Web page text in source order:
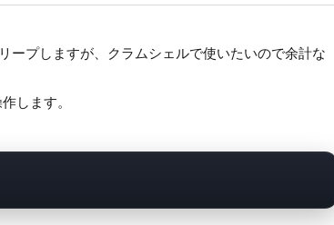
ープしますが、クラムシェルで使いたいので余計な
します。